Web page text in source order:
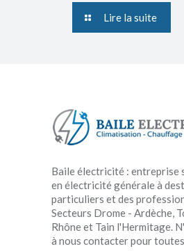
Lire la suite
Baile électricité : entreprise
en électricité générale à
particuliers et des
Secteurs Drome - Ardèche,
Rhône et Tain l'Hermitage.
à nous contacter pour